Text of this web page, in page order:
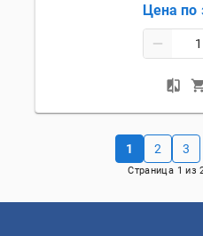
Цена по
1 2 3
Страница 1 из